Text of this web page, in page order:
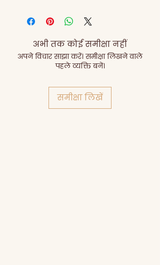
अभी तक कोई समीक्षा नहीं
अपने विचार साझा करें। समीक्षा लिखने वाले
पहले व्यक्ति बनें।
समीक्षा लिखें